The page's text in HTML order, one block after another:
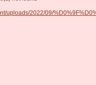
uploads/2022/09/